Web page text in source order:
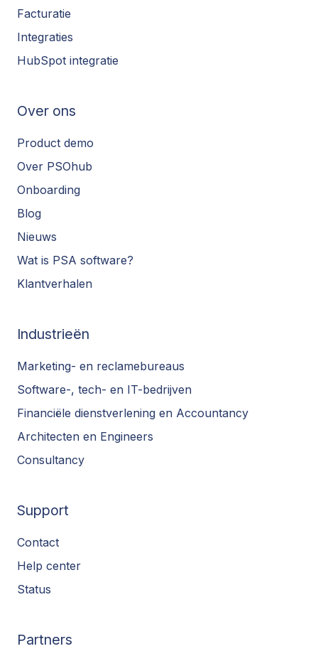
Facturatie
Integraties
HubSpot integratie
Over ons
Product demo
Over PSOhub
Onboarding
Blog
Nieuws
Wat is PSA software?
Klantverhalen
Industrieën
Marketing- en reclamebureaus
Software-, tech- en IT-bedrijven
Financiële dienstverlening en Accountancy
Architecten en Engineers
Consultancy
Support
Contact
Help center
Status
Partners